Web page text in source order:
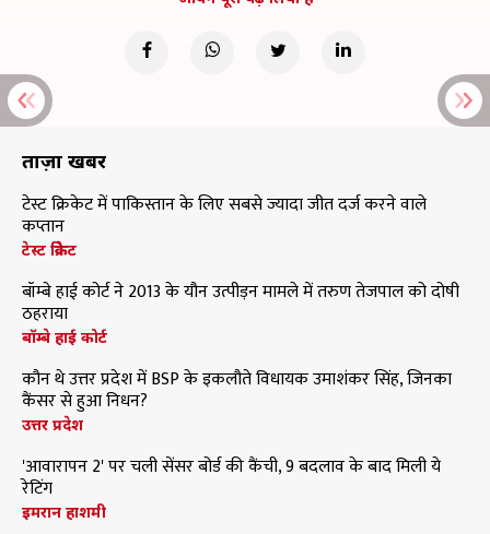
ताज़ा खबरें
टेस्ट क्रिकेट में पाकिस्तान के लिए सबसे ज्यादा जीत दर्ज करने वाले
कप्तान
टेस्ट क्रिकेट
बॉम्बे हाई कोर्ट ने 2013 के यौन उत्पीड़न मामले में तरुण तेजपाल को दोषी
ठहराया
बॉम्बे हाई कोर्ट
कौन थे उत्तर प्रदेश में BSP के इकलौते विधायक उमाशंकर सिंह, जिनका
कैंसर से हुआ निधन?
उत्तर प्रदेश
'आवारापन 2' पर चली सेंसर बोर्ड की कैंची, 9 बदलाव के बाद मिली ये
रेटिंग
इमरान हाशमी